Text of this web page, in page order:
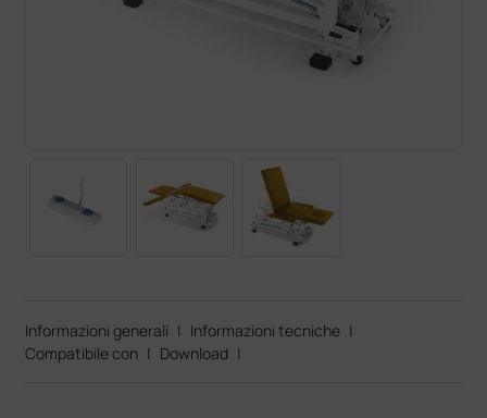
Informazioni generali | Informazioni tecniche |
Compatibile con | Download |